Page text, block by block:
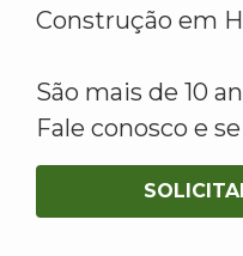
Construção em
São mais de 10
Fale conosco e